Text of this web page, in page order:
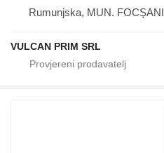
Rumunjska, MUN. FOCŞANI
VULCAN PRIM SRL